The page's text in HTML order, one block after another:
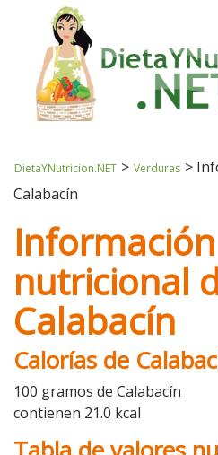
DietaYNutricion.NET > Verduras >
Calabacín
Información
nutricional
Calabacín
Calorías de
100 gramos de Calabacín
contienen 21.0 kcal